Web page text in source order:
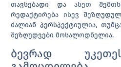
თავსებადი და ასეთ
რედაქტირება ისევ
ძალიან პერსპექტიულია,
შეზღუდვები მოსალოდნელია.
ბევრად